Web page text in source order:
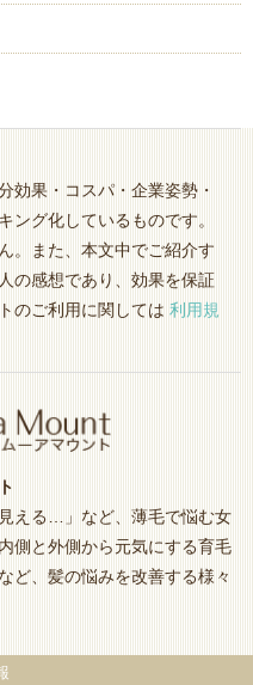
効果・コスパ・企業姿勢・
ング化しているものです。
。また、本文中でご紹介す
の感想であり、効果を保証
のご利用に関しては 利用規
える…」など、薄毛で悩む女
側と外側から元気にする育毛
ど、髪の悩みを改善する様々